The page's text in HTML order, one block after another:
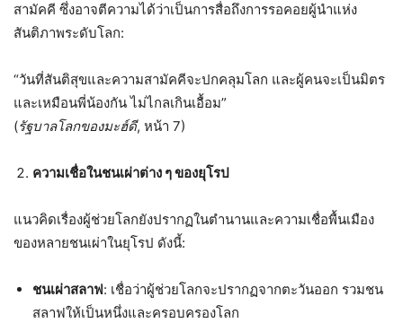
สามัคคี ซึ่งอาจตีความได้ว่าเป็นการสื่อถึงการรอคอยผู้นำแห่ง
สันติภาพระดับโลก:
“วันที่สันติสุขและความสามัคคีจะปกคลุมโลก และผู้คนจะเป็นมิตร
และเหมือนพี่น้องกัน ไม่ไกลเกินเอื้อม”
(รัฐบาลโลกของมะฮ์ดี, หน้า 7)
ความเชื่อในชนเผ่าต่าง ๆ ของยุโรป
แนวคิดเรื่องผู้ช่วยโลกยังปรากฏในตำนานและความเชื่อพื้นเมือง
ของหลายชนเผ่าในยุโรป ดังนี้:
ชนเผ่าสลาฟ: เชื่อว่าผู้ช่วยโลกจะปรากฏจากตะวันออก รวมชน
สลาฟให้เป็นหนึ่งและครอบครองโลก